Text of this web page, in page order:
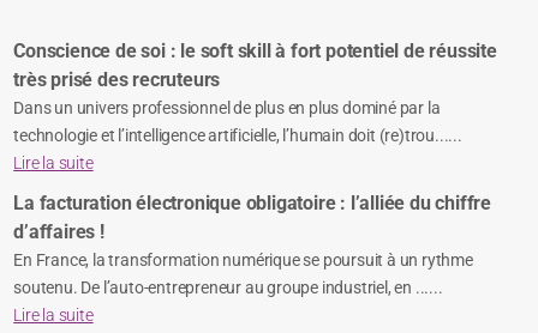
Conscience de soi : le soft skill à fort potentiel de réussite
très prisé des recruteurs
Dans un univers professionnel de plus en plus dominé par la
technologie et l’intelligence artificielle, l’humain doit (re)trou......
Lire la suite
La facturation électronique obligatoire : l’alliée du chiffre
d’affaires !
En France, la transformation numérique se poursuit à un rythme
soutenu. De l’auto-entrepreneur au groupe industriel, en ......
Lire la suite